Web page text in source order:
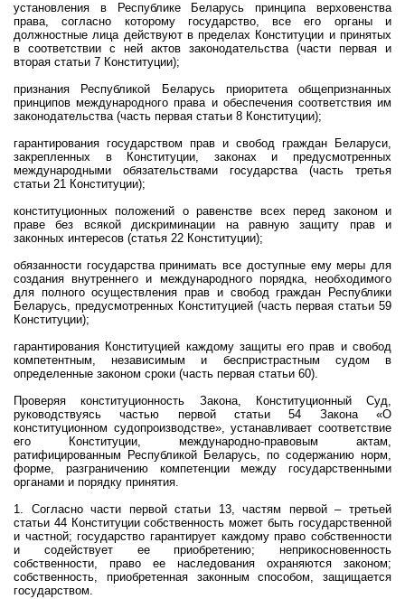
установления в Республике Беларусь принципа верховенства
права, согласно которому государство, все его органы и
должностные лица действуют в пределах Конституции и принятых
в соответствии с ней актов законодательства (части первая и
вторая статьи 7 Конституции);
признания Республикой Беларусь приоритета общепризнанных
принципов международного права и обеспечения соответствия им
законодательства (часть первая статьи 8 Конституции);
гарантирования государством прав и свобод граждан Беларуси,
закрепленных в Конституции, законах и предусмотренных
международными обязательствами государства (часть третья
статьи 21 Конституции);
конституционных положений о равенстве всех перед законом и
праве без всякой дискриминации на равную защиту прав и
законных интересов (статья 22 Конституции);
обязанности государства принимать все доступные ему меры для
создания внутреннего и международного порядка, необходимого
для полного осуществления прав и свобод граждан Республики
Беларусь, предусмотренных Конституцией (часть первая статьи 59
Конституции);
гарантирования Конституцией каждому защиты его прав и свобод
компетентным, независимым и беспристрастным судом в
определенные законом сроки (часть первая статьи 60).
Проверяя конституционность Закона, Конституционный Суд,
руководствуясь частью первой статьи 54 Закона «О
конституционном судопроизводстве», устанавливает соответствие
его Конституции, международно-правовым актам,
ратифицированным Республикой Беларусь, по содержанию норм,
форме, разграничению компетенции между государственными
органами и порядку принятия.
1. Согласно части первой статьи 13, частям первой – третьей
статьи 44 Конституции собственность может быть государственной
и частной; государство гарантирует каждому право собственности
и содействует ее приобретению; неприкосновенность
собственности, право ее наследования охраняются законом;
собственность, приобретенная законным способом, защищается
государством.